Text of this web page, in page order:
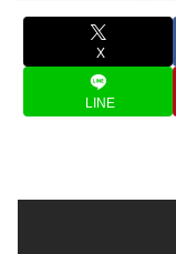
X
LINE